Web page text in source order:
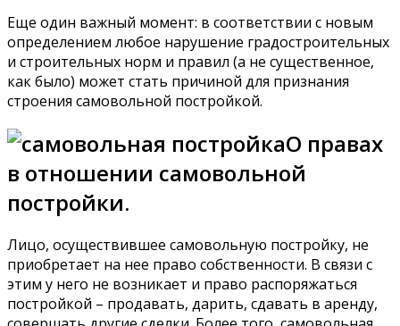
Еще один важный момент: в соответствии с новым
определением любое нарушение градостроительных
и строительных норм и правил (а не существенное,
как было) может стать причиной для признания
строения самовольной постройкой.
О правах
в отношении самовольной
постройки.
Лицо, осуществившее самовольную постройку, не
приобретает на нее право собственности. В связи с
этим у него не возникает и право распоряжаться
постройкой – продавать, дарить, сдавать в аренду,